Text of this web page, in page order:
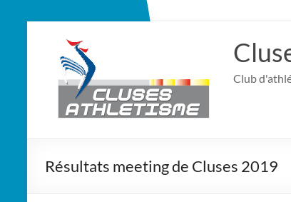
Club
Résultats meeting de Cluses 2019